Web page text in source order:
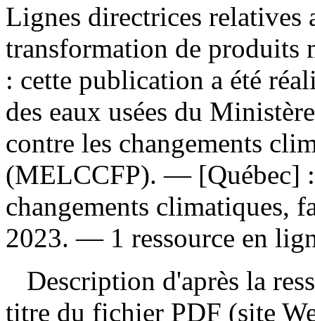
Lignes directrices relatives
transformation de produits
: cette publication a été
des eaux usées du
contre les changements
(MELCCFP). — [Québec]
changements climatiques,
2023. — 1 ressource en
Description d'après la
titre du fichier PDF (site